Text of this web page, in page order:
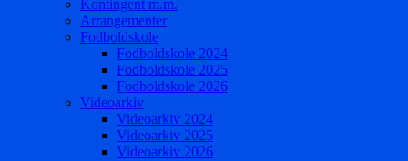
Kontingent m.m.
Arrangementer
Fodboldskole
Fodboldskole 2024
Fodboldskole 2025
Fodboldskole 2026
Videoarkiv
Videoarkiv 2024
Videoarkiv 2025
Videoarkiv 2026